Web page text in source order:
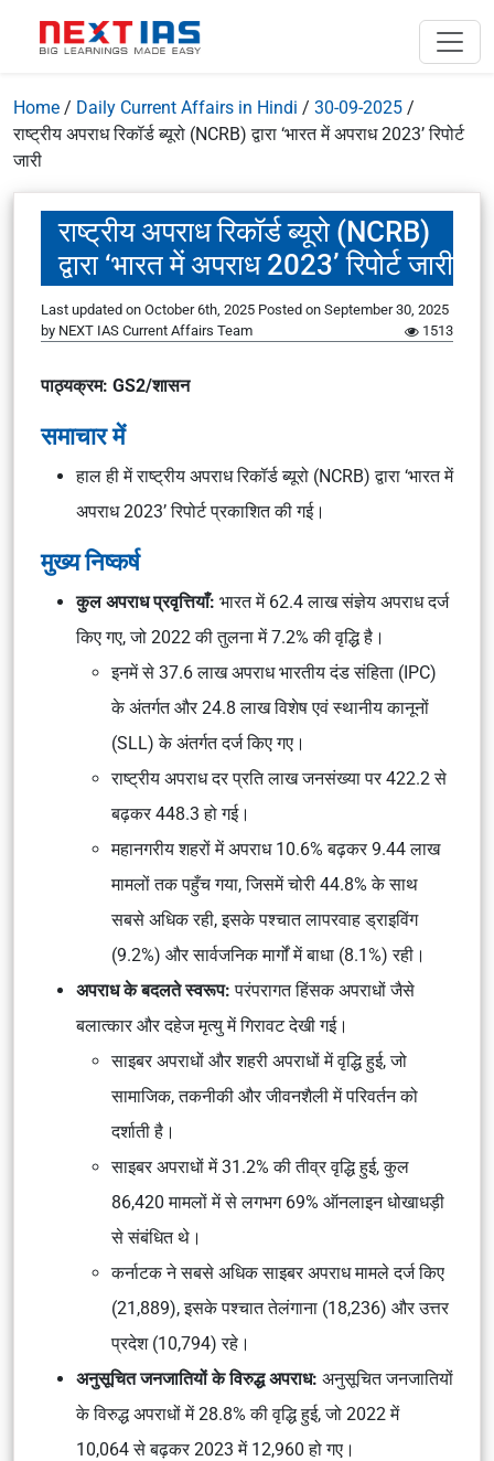
Home / Daily Current Affairs in Hindi / 30-09-2025 /
राष्ट्रीय अपराध रिकॉर्ड ब्यूरो (NCRB) द्वारा ‘भारत में अपराध 2023’ रिपोर्ट
जारी
राष्ट्रीय अपराध रिकॉर्ड ब्यूरो (NCRB)
द्वारा ‘भारत में अपराध 2023’ रिपोर्ट जारी
Last updated on October 6th, 2025 Posted on September 30, 2025
by NEXT IAS Current Affairs Team 1513
पाठ्यक्रम: GS2/शासन
समाचार में
हाल ही में राष्ट्रीय अपराध रिकॉर्ड ब्यूरो (NCRB) द्वारा ‘भारत में
अपराध 2023’ रिपोर्ट प्रकाशित की गई।
मुख्य निष्कर्ष
कुल अपराध प्रवृत्तियाँ: भारत में 62.4 लाख संज्ञेय अपराध दर्ज
किए गए, जो 2022 की तुलना में 7.2% की वृद्धि है।
इनमें से 37.6 लाख अपराध भारतीय दंड संहिता (IPC)
के अंतर्गत और 24.8 लाख विशेष एवं स्थानीय कानूनों
(SLL) के अंतर्गत दर्ज किए गए।
राष्ट्रीय अपराध दर प्रति लाख जनसंख्या पर 422.2 से
बढ़कर 448.3 हो गई।
महानगरीय शहरों में अपराध 10.6% बढ़कर 9.44 लाख
मामलों तक पहुँच गया, जिसमें चोरी 44.8% के साथ
सबसे अधिक रही, इसके पश्चात लापरवाह ड्राइविंग
(9.2%) और सार्वजनिक मार्गों में बाधा (8.1%) रही।
अपराध के बदलते स्वरूप: परंपरागत हिंसक अपराधों जैसे
बलात्कार और दहेज मृत्यु में गिरावट देखी गई।
साइबर अपराधों और शहरी अपराधों में वृद्धि हुई, जो
सामाजिक, तकनीकी और जीवनशैली में परिवर्तन को
दर्शाती है।
साइबर अपराधों में 31.2% की तीव्र वृद्धि हुई, कुल
86,420 मामलों में से लगभग 69% ऑनलाइन धोखाधड़ी
से संबंधित थे।
कर्नाटक ने सबसे अधिक साइबर अपराध मामले दर्ज किए
(21,889), इसके पश्चात तेलंगाना (18,236) और उत्तर
प्रदेश (10,794) रहे।
अनुसूचित जनजातियों के विरुद्ध अपराध: अनुसूचित जनजातियों
के विरुद्ध अपराधों में 28.8% की वृद्धि हुई, जो 2022 में
10,064 से बढ़कर 2023 में 12,960 हो गए।